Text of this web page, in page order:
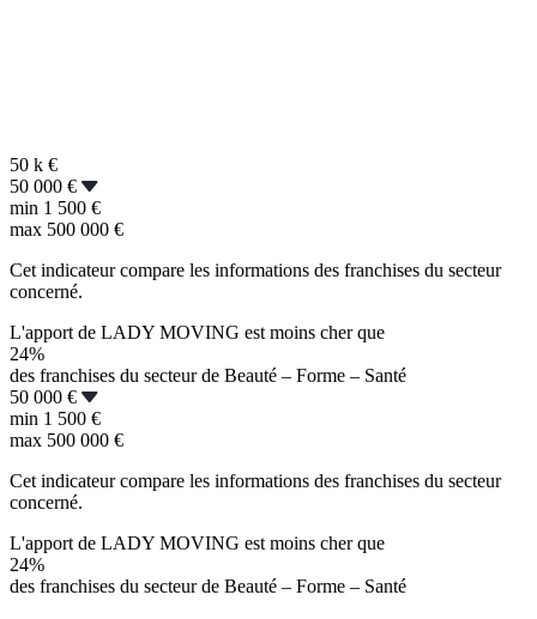
50 k €
50 000 €
min 1 500 €
max 500 000 €
Cet indicateur compare les informations des franchises du secteur
concerné.
L'apport de LADY MOVING est moins cher que
24%
des franchises du secteur de Beauté – Forme – Santé
50 000 €
min 1 500 €
max 500 000 €
Cet indicateur compare les informations des franchises du secteur
concerné.
L'apport de LADY MOVING est moins cher que
24%
des franchises du secteur de Beauté – Forme – Santé